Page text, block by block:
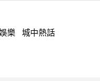
樂 城中熱話